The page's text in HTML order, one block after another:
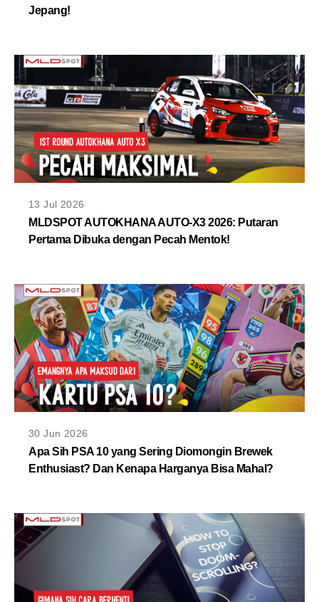
Jepang!
13 Jul 2026
MLDSPOT AUTOKHANA AUTO-X3 2026: Putaran
Pertama Dibuka dengan Pecah Mentok!
30 Jun 2026
Apa Sih PSA 10 yang Sering Diomongin Brewek
Enthusiast? Dan Kenapa Harganya Bisa Mahal?